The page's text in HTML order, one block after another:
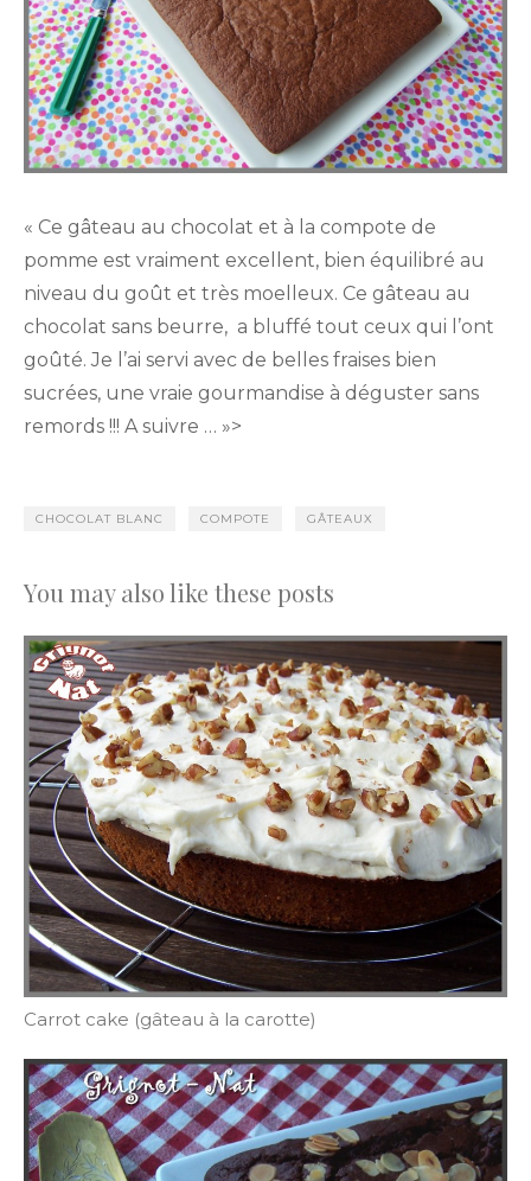
« Ce gâteau au chocolat et à la compote de
pomme est vraiment excellent, bien équilibré au
niveau du goût et très moelleux. Ce gâteau au
chocolat sans beurre, a bluffé tout ceux qui l’ont
goûté. Je l’ai servi avec de belles fraises bien
sucrées, une vraie gourmandise à déguster sans
remords !!! A suivre … »>
CHOCOLAT BLANC COMPOTE GÂTEAUX
You may also like these posts
Carrot cake (gâteau à la carotte)